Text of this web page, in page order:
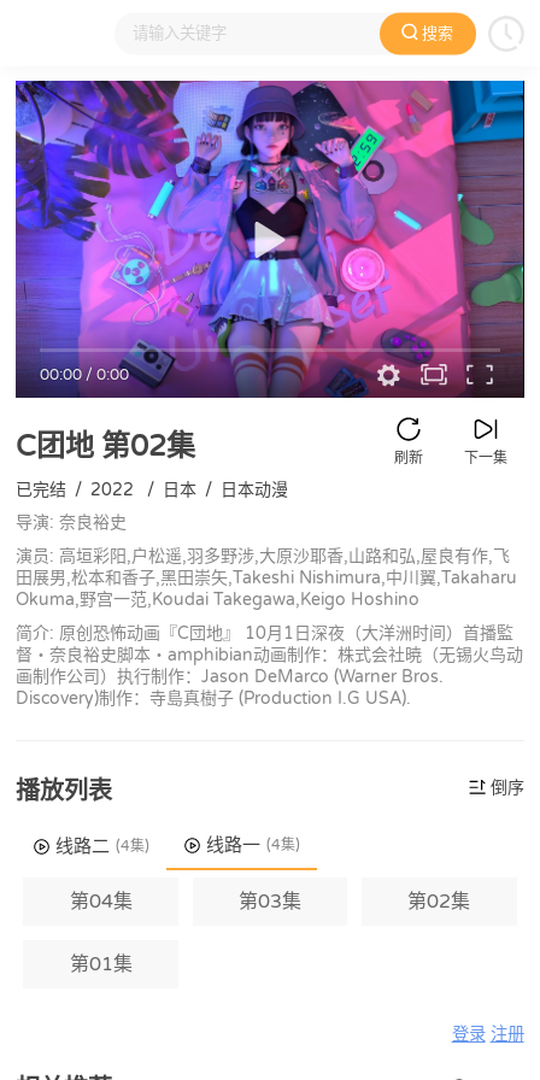
搜索
大家在看 日本动漫 国产动漫 欧美动漫 动漫电影
00:00/0:00
C团地 第02集 下一集
刷新
已完结 / 2022 / 日本 / 日本动漫
导演: 奈良裕史
演员: 高垣彩阳,户松遥,羽多野涉,大原沙耶香,山路和弘,屋良有作,飞
田展男,松本和香子,黑田崇矢,Takeshi Nishimura,中川翼,Takaharu
Okuma,野宫一范,Koudai Takegawa,Keigo Hoshino
简介: 原创恐怖动画『C団地』 10月1日深夜（大洋洲时间）首播監
督・奈良裕史脚本・amphibian动画制作：株式会社暁（无锡火鸟动
画制作公司）执行制作：Jason DeMarco (Warner Bros.
Discovery)制作：寺島真樹子 (Production I.G USA).
播放列表 倒序
线路二 (4集) 线路一 (4集)
第04集 第03集 第02集
第01集
登录 注册